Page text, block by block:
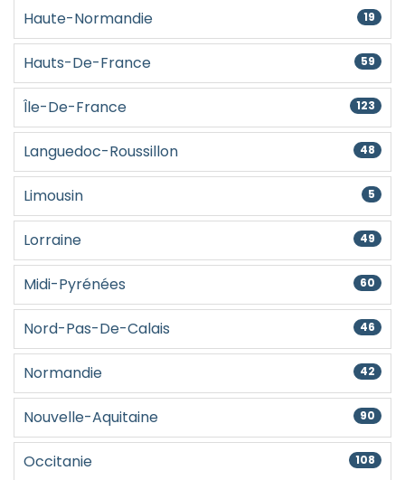
Haute-Normandie 19
Hauts-De-France 59
Île-De-France 123
Languedoc-Roussillon 48
Limousin 5
Lorraine 49
Midi-Pyrénées 60
Nord-Pas-De-Calais 46
Normandie 42
Nouvelle-Aquitaine 90
Occitanie 108